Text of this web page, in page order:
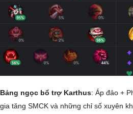
Bảng ngọc bổ trợ Karthus: Áp đảo +
gia tăng SMCK và những chỉ số xuyên